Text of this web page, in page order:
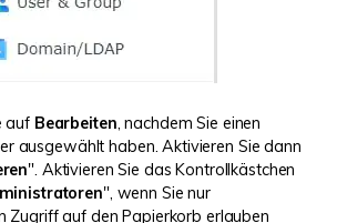
auf Bearbeiten, nachdem Sie einen
ausgewählt haben. Aktivieren Sie dann
". Aktivieren Sie das Kontrollkästchen
", wenn Sie nur
Zugriff auf den Papierkorb erlauben